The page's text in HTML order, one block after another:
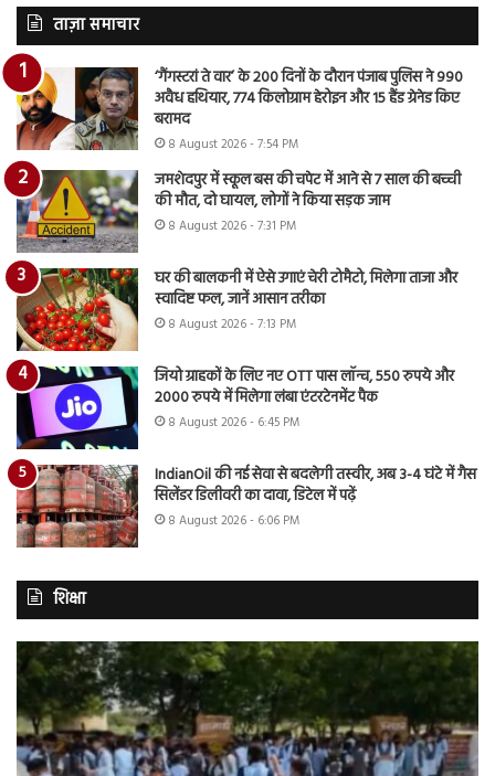
ताज़ा समाचार
‘गैंगस्टरां ते वार’ के 200 दिनों के दौरान पंजाब पुलिस ने 990
अवैध हथियार, 774 किलोग्राम हेरोइन और 15 हैंड ग्रेनेड किए
बरामद
8 August 2026 - 7:54 PM
जमशेदपुर में स्कूल बस की चपेट में आने से 7 साल की बच्ची
की मौत, दो घायल, लोगों ने किया सड़क जाम
8 August 2026 - 7:31 PM
घर की बालकनी में ऐसे उगाएं चेरी टोमैटो, मिलेगा ताजा और
स्वादिष्ट फल, जानें आसान तरीका
8 August 2026 - 7:13 PM
जियो ग्राहकों के लिए नए OTT पास लॉन्च, 550 रुपये और
2000 रुपये में मिलेगा लंबा एंटरटेनमेंट पैक
8 August 2026 - 6:45 PM
IndianOil की नई सेवा से बदलेगी तस्वीर, अब 3-4 घंटे में गैस
सिलेंडर डिलीवरी का दावा, डिटेल में पढ़ें
8 August 2026 - 6:06 PM
शिक्षा